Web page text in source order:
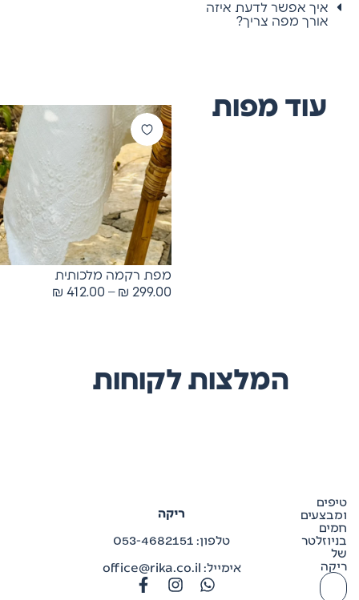
איך אפשר לדעת איזה
אורך מפה צריך?
עוד מפות
מפת רקמה מלכותית
299.00
₪
–
412.00
₪
המלצות לקוחות
ריקה
טלפון: 053-4682151
אימייל: office@rika.co.il
טיפים
ומבצעים
חמים
בניוזלטר
של
ריקה